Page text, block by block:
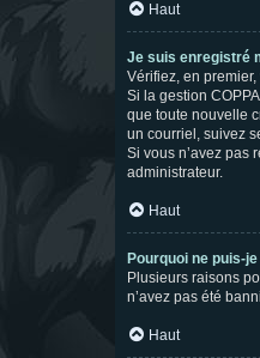
Haut
Je suis enregistré
Vérifiez, en
Si la gestion
que toute nouvelle
un courriel, suivez
Si vous n’avez pas
administrateur.
Haut
Pourquoi ne puis-
Plusieurs raisons
n’avez pas été
Haut